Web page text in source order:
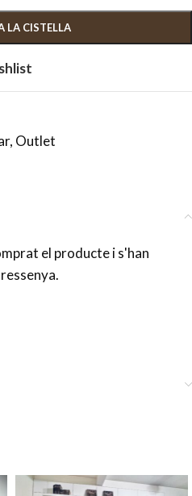
LA CISTELLA
, Outlet
el producte i s'han